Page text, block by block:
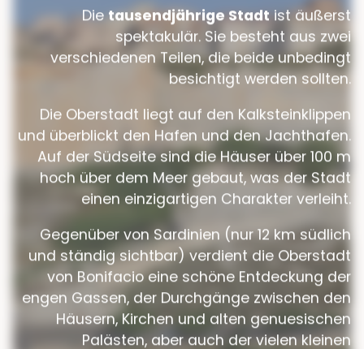
Dietausendjährige Stadtist äußerst
spektakulär. Sie besteht aus zwei
verschiedenen Teilen, die beide unbedingt
besichtigt werden sollten.
Die Oberstadt liegt auf den Kalksteinklippen
und überblickt den Hafen und den Jachthafen.
Auf der Südseite sind die Häuser über 100 m
hoch über dem Meer gebaut, was der Stadt
einen einzigartigen Charakter verleiht.
Gegenüber von Sardinien (nur 12 km südlich
und ständig sichtbar) verdient die Oberstadt
von Bonifacio eine schöne Entdeckung der
engen Gassen, der Durchgänge zwischen den
Häusern, Kirchen und alten genuesischen
Palästen, aber auch der vielen kleinen